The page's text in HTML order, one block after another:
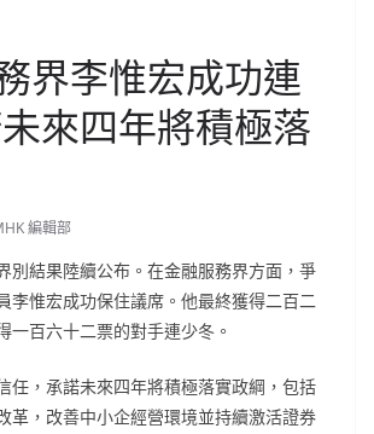
界李惟宏成功連
來四年將積極落
編輯部
別結果陸續公布。在金融服務界方面，爭
李惟宏成功保住議席。他最終獲得二百二
一百六十二票的對手連少冬。
任，承諾未來四年將積極落實政綱，包括
革，改善中小企經營環境並持續激活證券